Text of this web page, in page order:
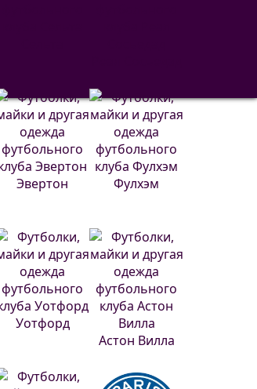
Эвертон Фулхэм
Уотфорд
Астон Вилла